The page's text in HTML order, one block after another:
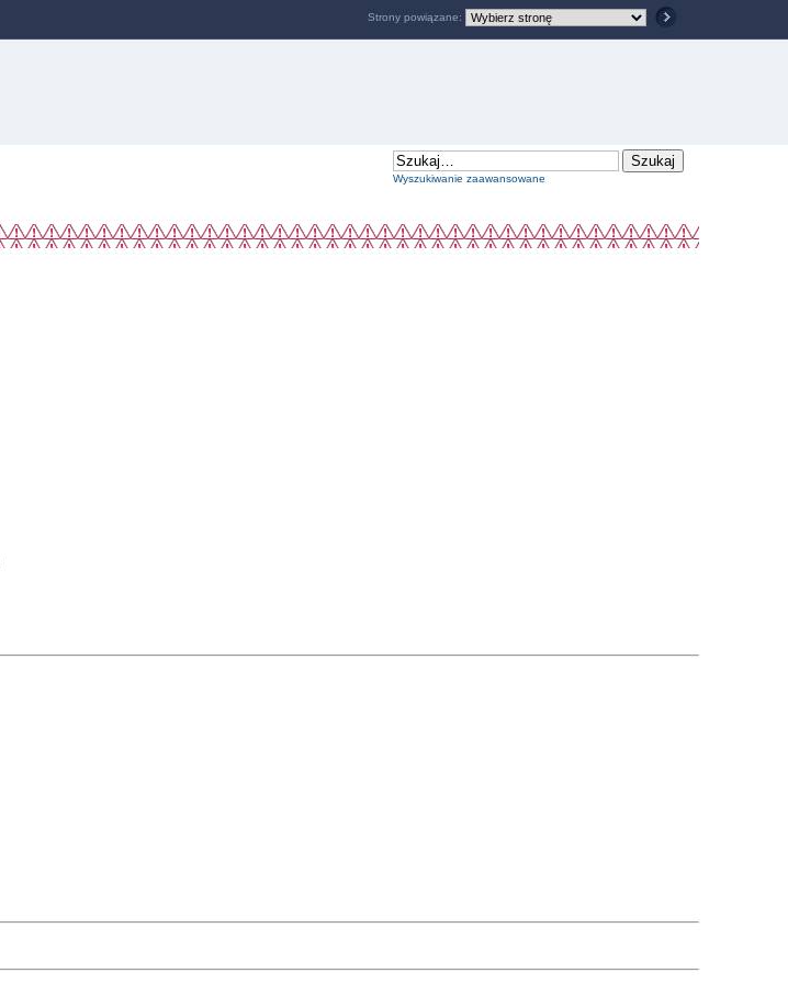
Wyszukiwanie zaawansowane
Strony powiązane: